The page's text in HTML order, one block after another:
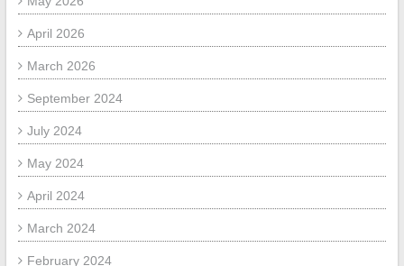
April 2026
March 2026
September 2024
July 2024
May 2024
April 2024
March 2024
February 2024